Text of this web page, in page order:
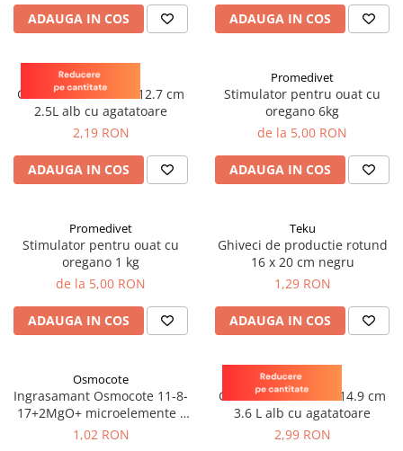
Ingrasaminte de baza
Ingrasaminte lichide
Ingrasaminte solubile
Alveole, tavi si ghivece
Folii si plase agricole
Materiale pentru solarii
Irigatii
Conducta apa
Tub picurare
Accesorii pentru irigatii
Filtre
Erbicide
ADAUGA IN COS ADAUGA IN COS
Teku
Ghiveci rotund 19 x 12.7 cm
2.5L alb cu agatatoare
2,19 RON
ADAUGA IN COS
Promedivet
Stimulator pentru ouat cu
oregano 6kg
de la 5,00 RON
ADAUGA IN COS
Promedivet
Stimulator pentru ouat cu
oregano 1 kg
de la 5,00 RON
ADAUGA IN COS
Teku
Ghiveci de productie rotund
16 x 20 cm negru
1,29 RON
ADAUGA IN COS
Osmocote
Ingrasamant Osmocote 11-8-
17+2MgO+ microelemente -
Osmocote
1,02 RON
Teku
Ghiveci rotund 22 x 14.9 cm
3.6 L alb cu agatatoare
2,99 RON